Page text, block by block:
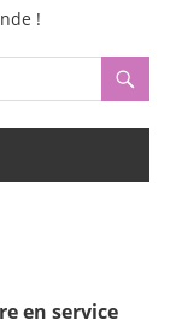
!
en service